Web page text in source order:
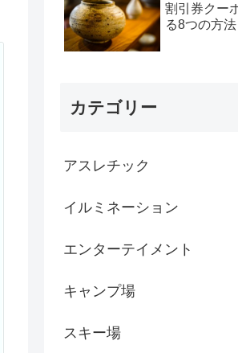
割引券クー
る8つの方法
カテゴリー
アスレチック
イルミネーション
エンターテイメント
キャンプ場
スキー場